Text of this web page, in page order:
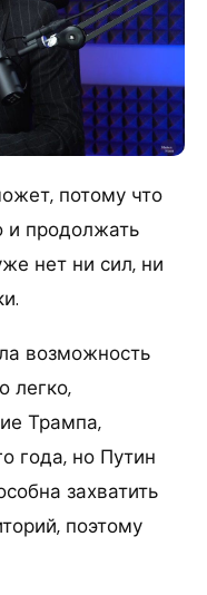
потому что
и продолжать
нет ни сил, ни
возможность
легко,
Трампа,
года, но Путин
захватить
поэтому